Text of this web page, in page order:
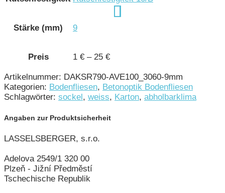
Stärke (mm) 9
Preis 1 € – 25 €
Artikelnummer: DAKSR790-AVE100_3060-9mm
Kategorien: Bodenfliesen, Betonoptik Bodenfliesen
Schlagwörter: sockel, weiss, Karton, abholbarklima
Angaben zur Produktsicherheit
LASSELSBERGER, s.r.o.
Adelova 2549/1 320 00
Plzeň - Jižní Předměstí
Tschechische Republik